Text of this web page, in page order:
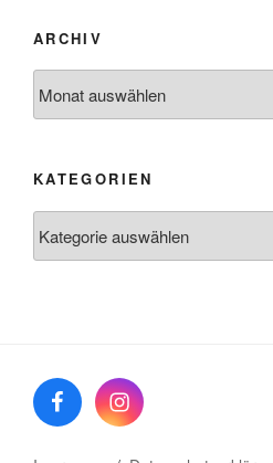
ARCHIV
KATEGORIEN
FacebookInstagram